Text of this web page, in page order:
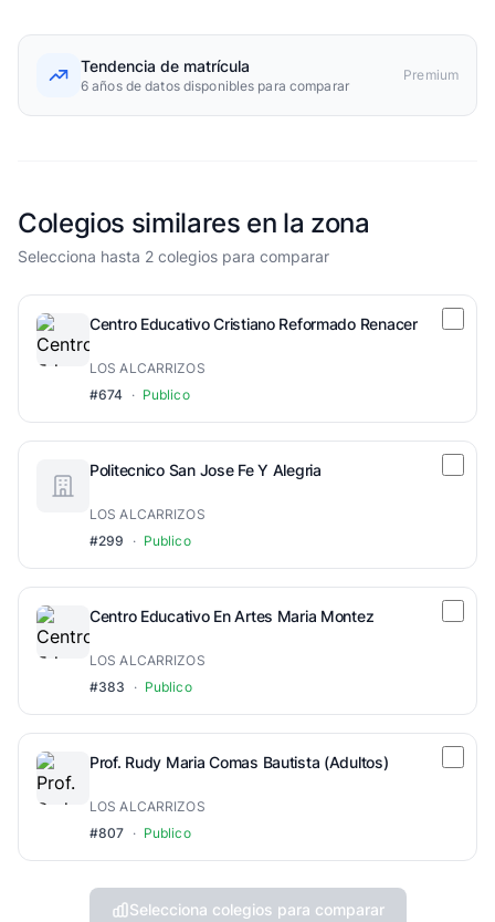
Tendencia de matrícula
6 años de datos disponibles para comparar
Premium
Colegios similares en la zona
Selecciona hasta 2 colegios para comparar
Centro Educativo Cristiano Reformado Renacer
LOS ALCARRIZOS
#674 · Publico
Politecnico San Jose Fe Y Alegria
LOS ALCARRIZOS
#299
· Publico
Centro Educativo En Artes Maria Montez
LOS ALCARRIZOS
#383
· Publico
Prof. Rudy Maria Comas Bautista (Adultos)
LOS ALCARRIZOS
#807 · Publico
Selecciona colegios para comparar